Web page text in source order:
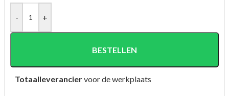
- +
BESTELLEN
Totaalleveranciervoor de werkplaats